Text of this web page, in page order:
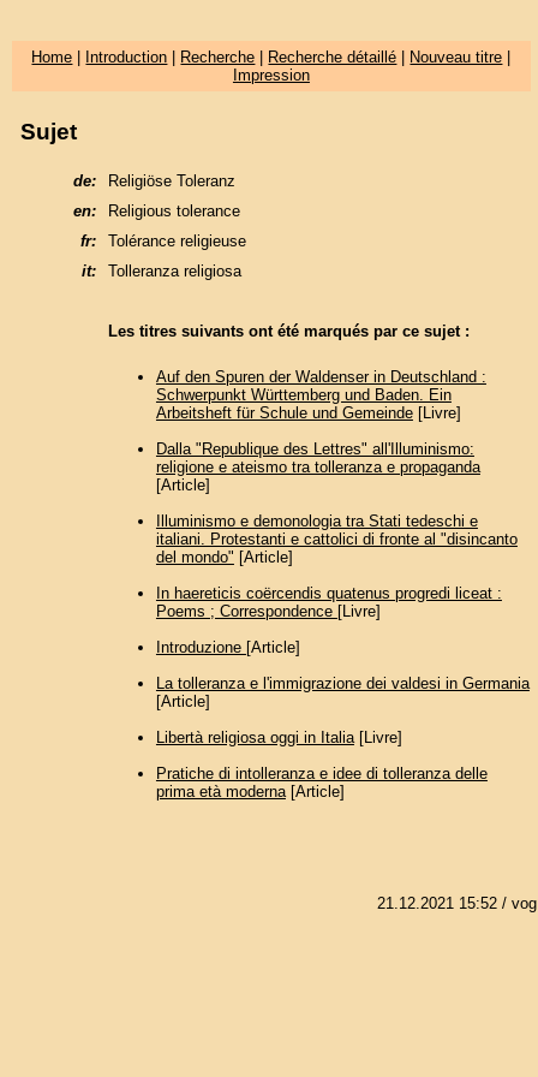
Home Introduction Recherche Recherche détaillé Nouveau titre
Impression
Sujet
de:
Religiöse Toleranz
en:
Religious tolerance
fr:
Tolérance religieuse
it:
Tolleranza religiosa
Les titres suivants ont été marqués par ce sujet :
Auf den Spuren der Waldenser in Deutschland :
Schwerpunkt Württemberg und Baden. Ein
Arbeitsheft für Schule und Gemeinde[Livre]
Dalla "Republique des Lettres" all'Illuminismo:
religione e ateismo tra tolleranza e propaganda
[Article]
Illuminismo e demonologia tra Stati tedeschi e
italiani. Protestanti e cattolici di fronte al "disincanto
del mondo" [Article]
In haereticis coërcendis quatenus progredi liceat :
Poems ; Correspondence [Livre]
Introduzione [Article]
La tolleranza e l'immigrazione dei valdesi in Germania
[Article]
Libertà religiosa oggi in Italia[Livre]
Pratiche di intolleranza e idee di tolleranza delle
prima età moderna[Article]
21.12.2021 15:52/ vog